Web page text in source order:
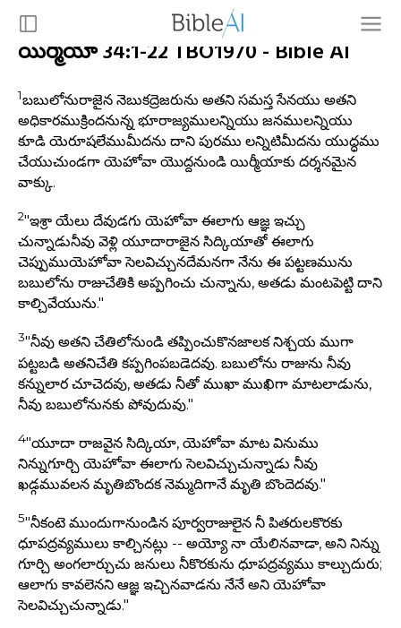
యిర్మియా 34:1-22 TBO1970 - Bible AI
1బబులోనురాజైన నెబుకద్రెజరును అతని సమస్త సేనయు అతని
అధికారముక్రిందనున్న భూరాజ్యములన్నియు జనములన్నియు
కూడి యెరూషలేముమీదను దాని పురము లన్నిటిమీదను యుద్ధము
చేయుచుండగా యెహోవా యొద్దనుండి యిర్మీయాకు దర్శనమైన
వాక్కు.
2"ఇశ్రా యేలు దేవుడగు యెహోవా ఈలాగు ఆజ్ఞ ఇచ్చు
చున్నాడునీవు వెళ్లి యూదారాజైన సిద్కియాతో ఈలాగు
చెప్పుముయెహోవా సెలవిచ్చునదేమనగా నేను ఈ పట్టణమును
బబులోను రాజుచేతికి అప్పగించు చున్నాను, అతడు మంటపెట్టి దాని
కాల్చివేయును."
3"నీవు అతని చేతిలోనుండి తప్పించుకొనజాలక నిశ్చయ ముగా
పట్టబడి అతనిచేతి కప్పగింపబడెదవు. బబులోను రాజును నీవు
కన్నులార చూచెదవు, అతడు నీతో ముఖా ముఖిగా మాటలాడును,
నీవు బబులోనునకు పోవుదువు."
4"యూదా రాజవైన సిద్కియా, యెహోవా మాట వినుము
నిన్నుగూర్చి యెహోవా ఈలాగు సెలవిచ్చుచున్నాడు నీవు
ఖడ్గమువలన మృతిబొందక నెమ్మదిగానే మృతి బొందెదవు."
5"నీకంటె ముందుగానుండిన పూర్వరాజులైన నీ పితరులకొరకు
ధూపద్రవ్యములు కాల్చినట్లు -- అయ్యో నా యేలినవాడా, అని నిన్ను
గూర్చి అంగలార్చుచు జనులు నీకొరకును ధూపద్రవ్యము కాల్చుదురు;
ఆలాగు కావలెనని ఆజ్ఞ ఇచ్చినవాడను నేనే అని యెహోవా
సెలవిచ్చుచున్నాడు."